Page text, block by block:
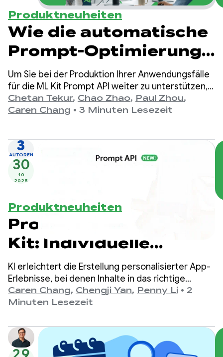
Produktneuheiten
Wie die automatische
Prompt-Optimierung
die Qualität der GenAI
Prompt API von ML Kit
verbessert
Um Sie bei der Produktion Ihrer Anwendungsfälle
für die ML Kit Prompt API weiter zu unterstützen,
freuen wir uns, die automatische Prompt-
Optimierung (Automated Prompt Optimization,
Optimierung ist ein Tool, mit dem Sie automatisch
den optimalen Prompt für Ihre Anwendungsfälle
finden.
Chetan Tekur, Chao Zhao, Paul Zhou,
Caren Chang • 3 Minuten Lesezeit
3
AUTOREN
30
10
2025
Produktneuheiten
Prompt API von ML
Kit: Individuelle
Gemini Nano-
Erlebnisse auf dem
Gerät
KI erleichtert die Erstellung personalisierter App-
Erlebnisse, bei denen Inhalte in das richtige
Format für Nutzer umgewandelt werden. Wir
haben Entwicklern bereits die Möglichkeit
einzubinden, die auf bestimmte Anwendungsfälle
wie Zusammenfassungen und
Bildbeschreibungen zugeschnitten sind.
Caren Chang, Chengji Yan, Penny Li • 2
Minuten Lesezeit